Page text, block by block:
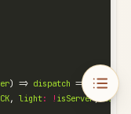
) => dispatch =>
{
, light: ! isServer, ts: